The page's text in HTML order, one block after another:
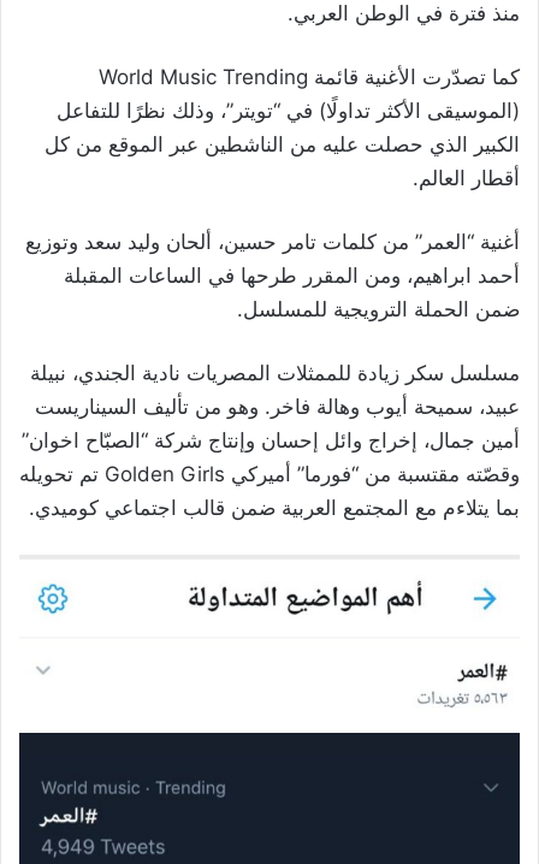
منذ فترة في الوطن العربي.
كما تصدّرت الأغنية قائمة World Music Trending
(الموسيقى الأكثر تداولًا) في “تويتر”، وذلك نظرًا للتفاعل
الكبير الذي حصلت عليه من الناشطين عبر الموقع من كل
أقطار العالم.
أغنية “العمر” من كلمات تامر حسين، ألحان وليد سعد وتوزيع
أحمد ابراهيم، ومن المقرر طرحها في الساعات المقبلة
ضمن الحملة الترويجية للمسلسل.
مسلسل ​سكر زيادة​ للممثلات المصريات نادية الجندي، نبيلة
عبيد، سميحة أيوب وهالة فاخر. وهو من تأليف السيناريست
أمين جمال، إخراج وائل إحسان وإنتاج شركة “الصبّاح اخوان”
وقصّته مقتسبة من “فورما” أميركي Golden Girls تم تحويله
بما يتلاءم مع المجتمع العربية ضمن قالب اجتماعي كوميدي.